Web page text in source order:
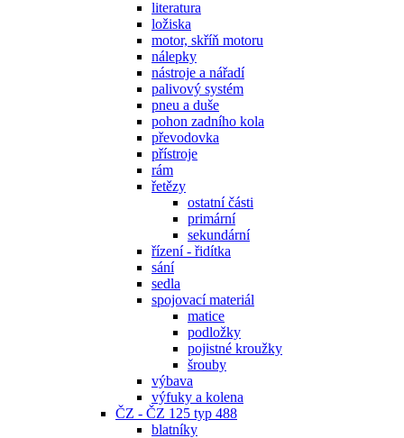
literatura
ložiska
motor, skříň motoru
nálepky
nástroje a nářadí
palivový systém
pneu a duše
pohon zadního kola
převodovka
přístroje
rám
řetězy
ostatní části
primární
sekundární
řízení - řidítka
sání
sedla
spojovací materiál
matice
podložky
pojistné kroužky
šrouby
výbava
výfuky a kolena
ČZ - ČZ 125 typ 488
blatníky